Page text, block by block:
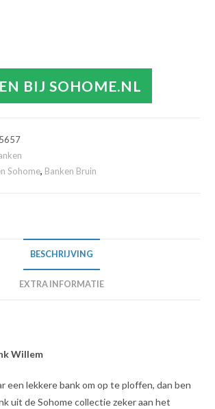
BIJ SOHOME.NL
Sohome, Banken Bruin
BESCHRIJVING
EXTRA INFORMATIE
Willem
een lekkere bank om op te ploffen, dan ben
uit de Sohome collectie zeker aan het